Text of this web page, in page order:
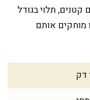
לכ-20-25 כדורים קטנים, תלוי בגודל
אותם